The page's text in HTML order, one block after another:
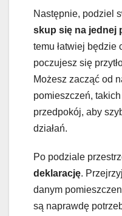
Następnie, podziel
skup się na jednej
temu łatwiej będzie
poczujesz się
Możesz zacząć od
pomieszczeń,
przedpokój, aby
działań.
Po podziale
deklarację.
danym
są naprawdę